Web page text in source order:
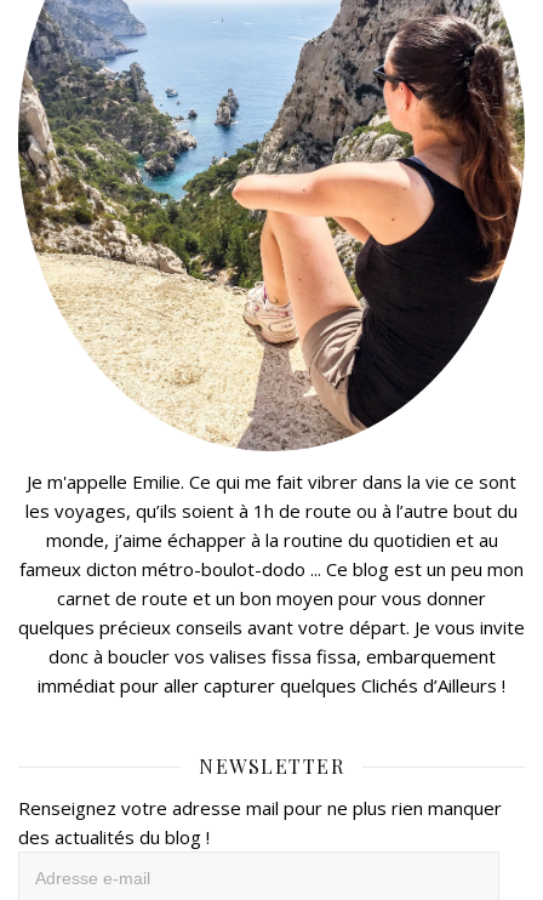
Je m'appelle Emilie. Ce qui me fait vibrer dans la vie ce sont
les voyages, qu’ils soient à 1h de route ou à l’autre bout du
monde, j’aime échapper à la routine du quotidien et au
fameux dicton métro-boulot-dodo ... Ce blog est un peu mon
carnet de route et un bon moyen pour vous donner
quelques précieux conseils avant votre départ. Je vous invite
donc à boucler vos valises fissa fissa, embarquement
immédiat pour aller capturer quelques Clichés d’Ailleurs !
NEWSLETTER
Renseignez votre adresse mail pour ne plus rien manquer
des actualités du blog !